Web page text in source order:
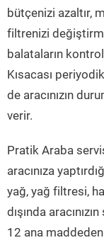
bütçenizi azaltır,
filtrenizi
balataların
Kısacası
de aracınızın
verir.
Pratik Araba
aracınıza
yağ, yağ filtresi,
dışında
12 ana